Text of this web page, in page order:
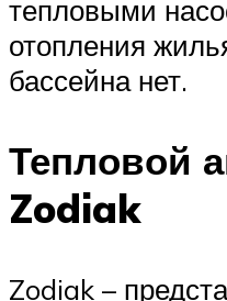
тепловыми
отопления
бассейна нет.
Тепловой
Zodiak
Zodiak –